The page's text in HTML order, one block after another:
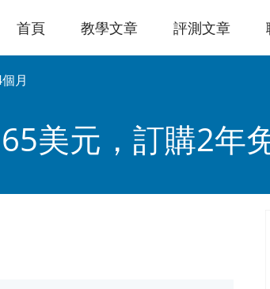
首頁 教學文章 評測文章
月
美元，訂購2年